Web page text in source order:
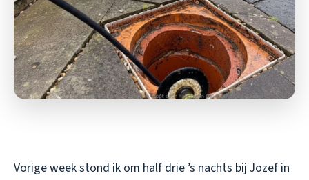
Vorige week stond ik om half drie ’s nachts bij Jozef in